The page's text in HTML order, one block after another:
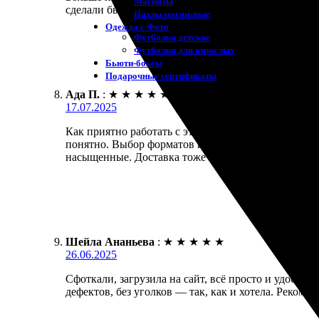
Пазлы магнитные
Одежда с Фото
Футболки детские
Футболки для взрослых
Бьюти-боксы
Подарочные сертификаты
сделали быстро. Фотографии пришли отличного
Ада П. : ★ ★ ★ ★ ★
17.07.2025
Как приятно работать с этой компанией! Заказала
понятно. Выбор форматов и размеров порадовал.
насыщенные. Доставка тоже оказалась быстрой.
Шейла Ананьева : ★ ★ ★ ★ ★
26.06.2025
Сфоткали, загрузила на сайт, всё просто и
дефектов, без уголков — так, как и хотела.